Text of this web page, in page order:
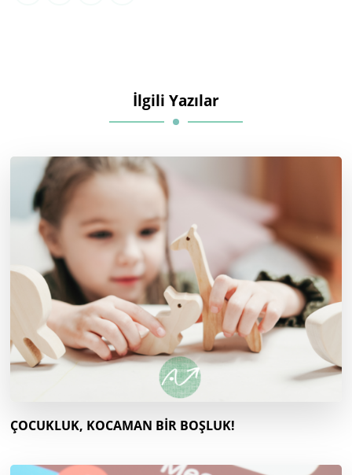
İlgili Yazılar
ÇOCUKLUK, KOCAMAN BİR BOŞLUK!